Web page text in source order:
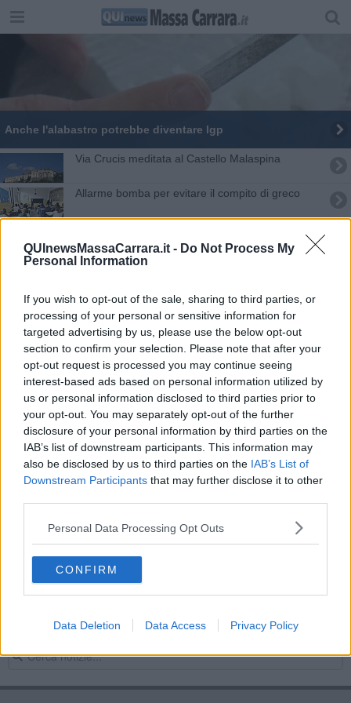
QUInewsMassaCarrara.it - Do Not Process My
Personal Information
If you wish to opt-out of the sale, sharing to third parties, or
processing of your personal or sensitive information for
targeted advertising by us, please use the below opt-out
section to confirm your selection. Please note that after your
opt-out request is processed you may continue seeing
interest-based ads based on personal information utilized by
us or personal information disclosed to third parties prior to
your opt-out. You may separately opt-out of the further
disclosure of your personal information by third parties on the
IAB’s list of downstream participants. This information may
also be disclosed by us to third parties on the IAB’s List of
Downstream Participants that may further disclose it to other
Personal Data Processing Opt Outs
CONFIRM
Data Deletion Data Access Privacy Policy
Anche l'alabastro potrebbe diventare Igp
V​ia Crucis meditata al Castello Malaspina
Allarme bomba per evitare il compito di greco
Le parole giuste per raccontare i femminicidi
Maturità 2024, ecco le materie per il secondo
scritto
Alla Mondadori, "Io e le Noir"
Versi nel vento alla Mondadori di Massa
Tele e disegni, via all'antologica su Nino Tirinnanzi
Maturità 2024, seconda prova fra Platone e
geometria
Musetti top 100 del tennis ma niente finale
I testaroli e il Greco di Tufo, incontro ad Expo
Primavera di meraviglia con le Giornate del Fai